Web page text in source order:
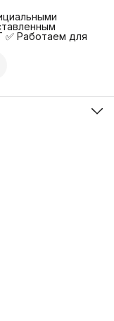
Работаем для